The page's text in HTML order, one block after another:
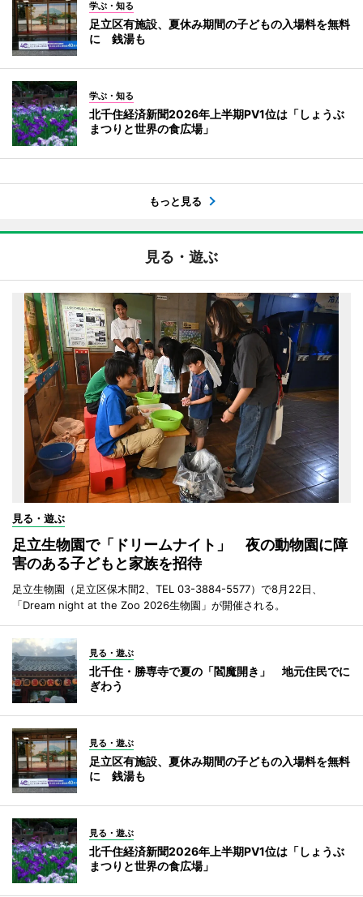
学ぶ・知る
足立区有施設、夏休み期間の子どもの入場料を無料
に 銭湯も
学ぶ・知る
北千住経済新聞2026年上半期PV1位は「しょうぶ
まつりと世界の食広場」
もっと見る
見る・遊ぶ
見る・遊ぶ
足立生物園で「ドリームナイト」 夜の動物園に障
害のある子どもと家族を招待
足立生物園（足立区保木間2、TEL 03-3884-5577）で8月22日、
「Dream night at the Zoo 2026生物園」が開催される。
見る・遊ぶ
北千住・勝専寺で夏の「閻魔開き」 地元住民でに
ぎわう
見る・遊ぶ
足立区有施設、夏休み期間の子どもの入場料を無料
に 銭湯も
見る・遊ぶ
北千住経済新聞2026年上半期PV1位は「しょうぶ
まつりと世界の食広場」